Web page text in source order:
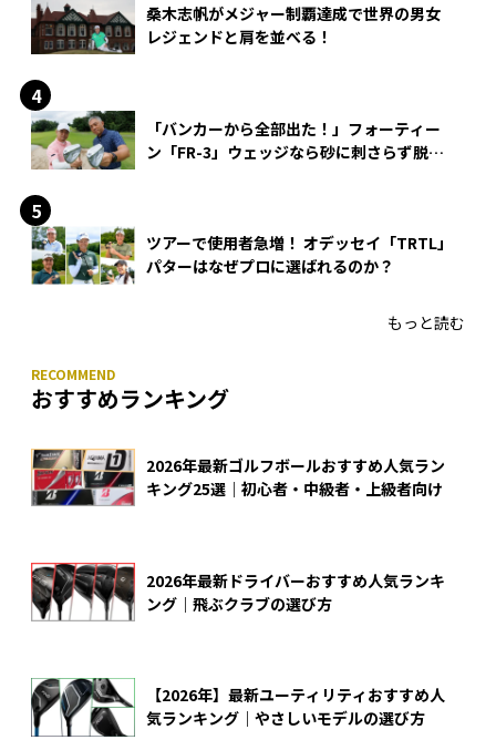
桑木志帆がメジャー制覇達成で世界の男女
レジェンドと肩を並べる！
「バンカーから全部出た！」フォーティー
ン「FR-3」ウェッジなら砂に刺さらず脱出
ツアーで使用者急増！ オデッセイ「TRTL」
パターはなぜプロに選ばれるのか？
もっと読む
おすすめランキング
2026年最新ゴルフボールおすすめ人気ラン
キング25選｜初心者・中級者・上級者向け
2026年最新ドライバーおすすめ人気ランキ
ング｜飛ぶクラブの選び方
【2026年】最新ユーティリティおすすめ人
気ランキング｜やさしいモデルの選び方